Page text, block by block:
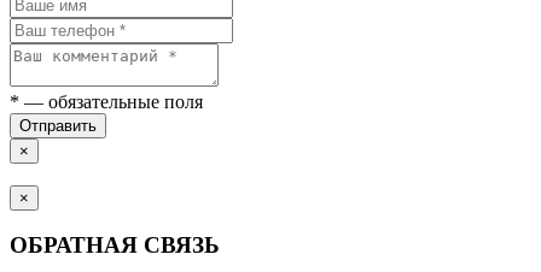
* — обязательные поля
Отправить
×
×
ОБРАТНАЯ СВЯЗЬ